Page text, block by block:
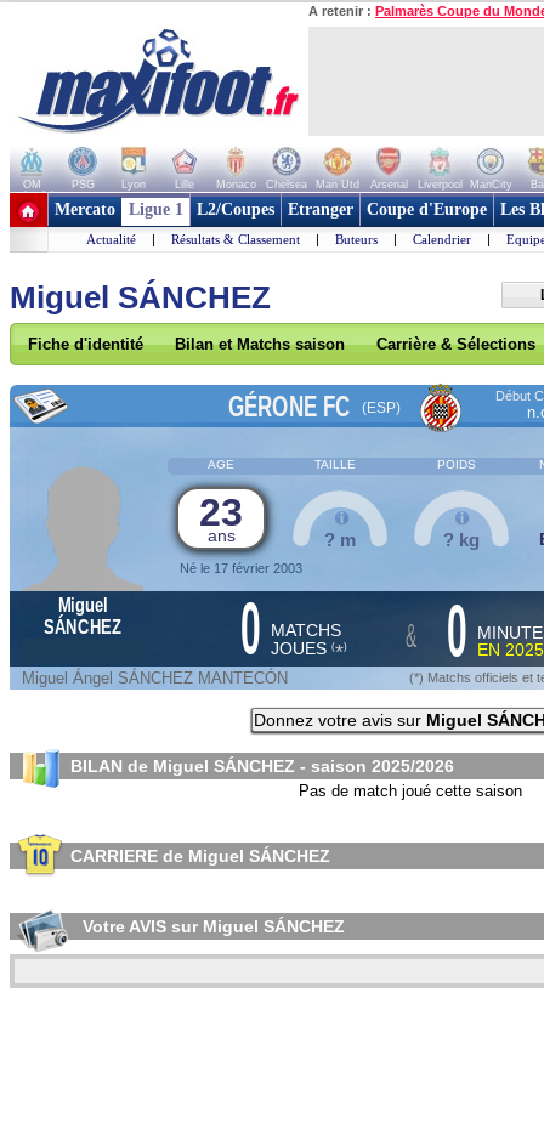
A retenir : Palmarès Coupe du
OM PSG Lyon Lille Monaco Chelsea Man Utd Arsenal Liverpool ManCity
+ de clubs
Mercato Ligue 1 L2/Coupes Etranger Coupe d'Europe Les
Actualité | Résultats & Classement | Buteurs | Calendrier |
Miguel SÁNCHEZ
Fiche d'identité Bilan et Matchs saison Carrière & Sélections
GÉRONE FC (ESP)
Début
AGE TAILLE POIDS
23
ans
Né le 17 février 2003
? m ? kg
Miguel
SÁNCHEZ
0 MATCHS
JOUES (*) & 0
EN
Miguel Ángel SÁNCHEZ MANTECÓN (*) Matchs officiels et
Donnez votre avis sur Miguel
BILAN de Miguel SÁNCHEZ - saison 2025/2026
Pas de match joué cette saison
CARRIERE de Miguel SÁNCHEZ
Votre AVIS sur Miguel SÁNCHEZ